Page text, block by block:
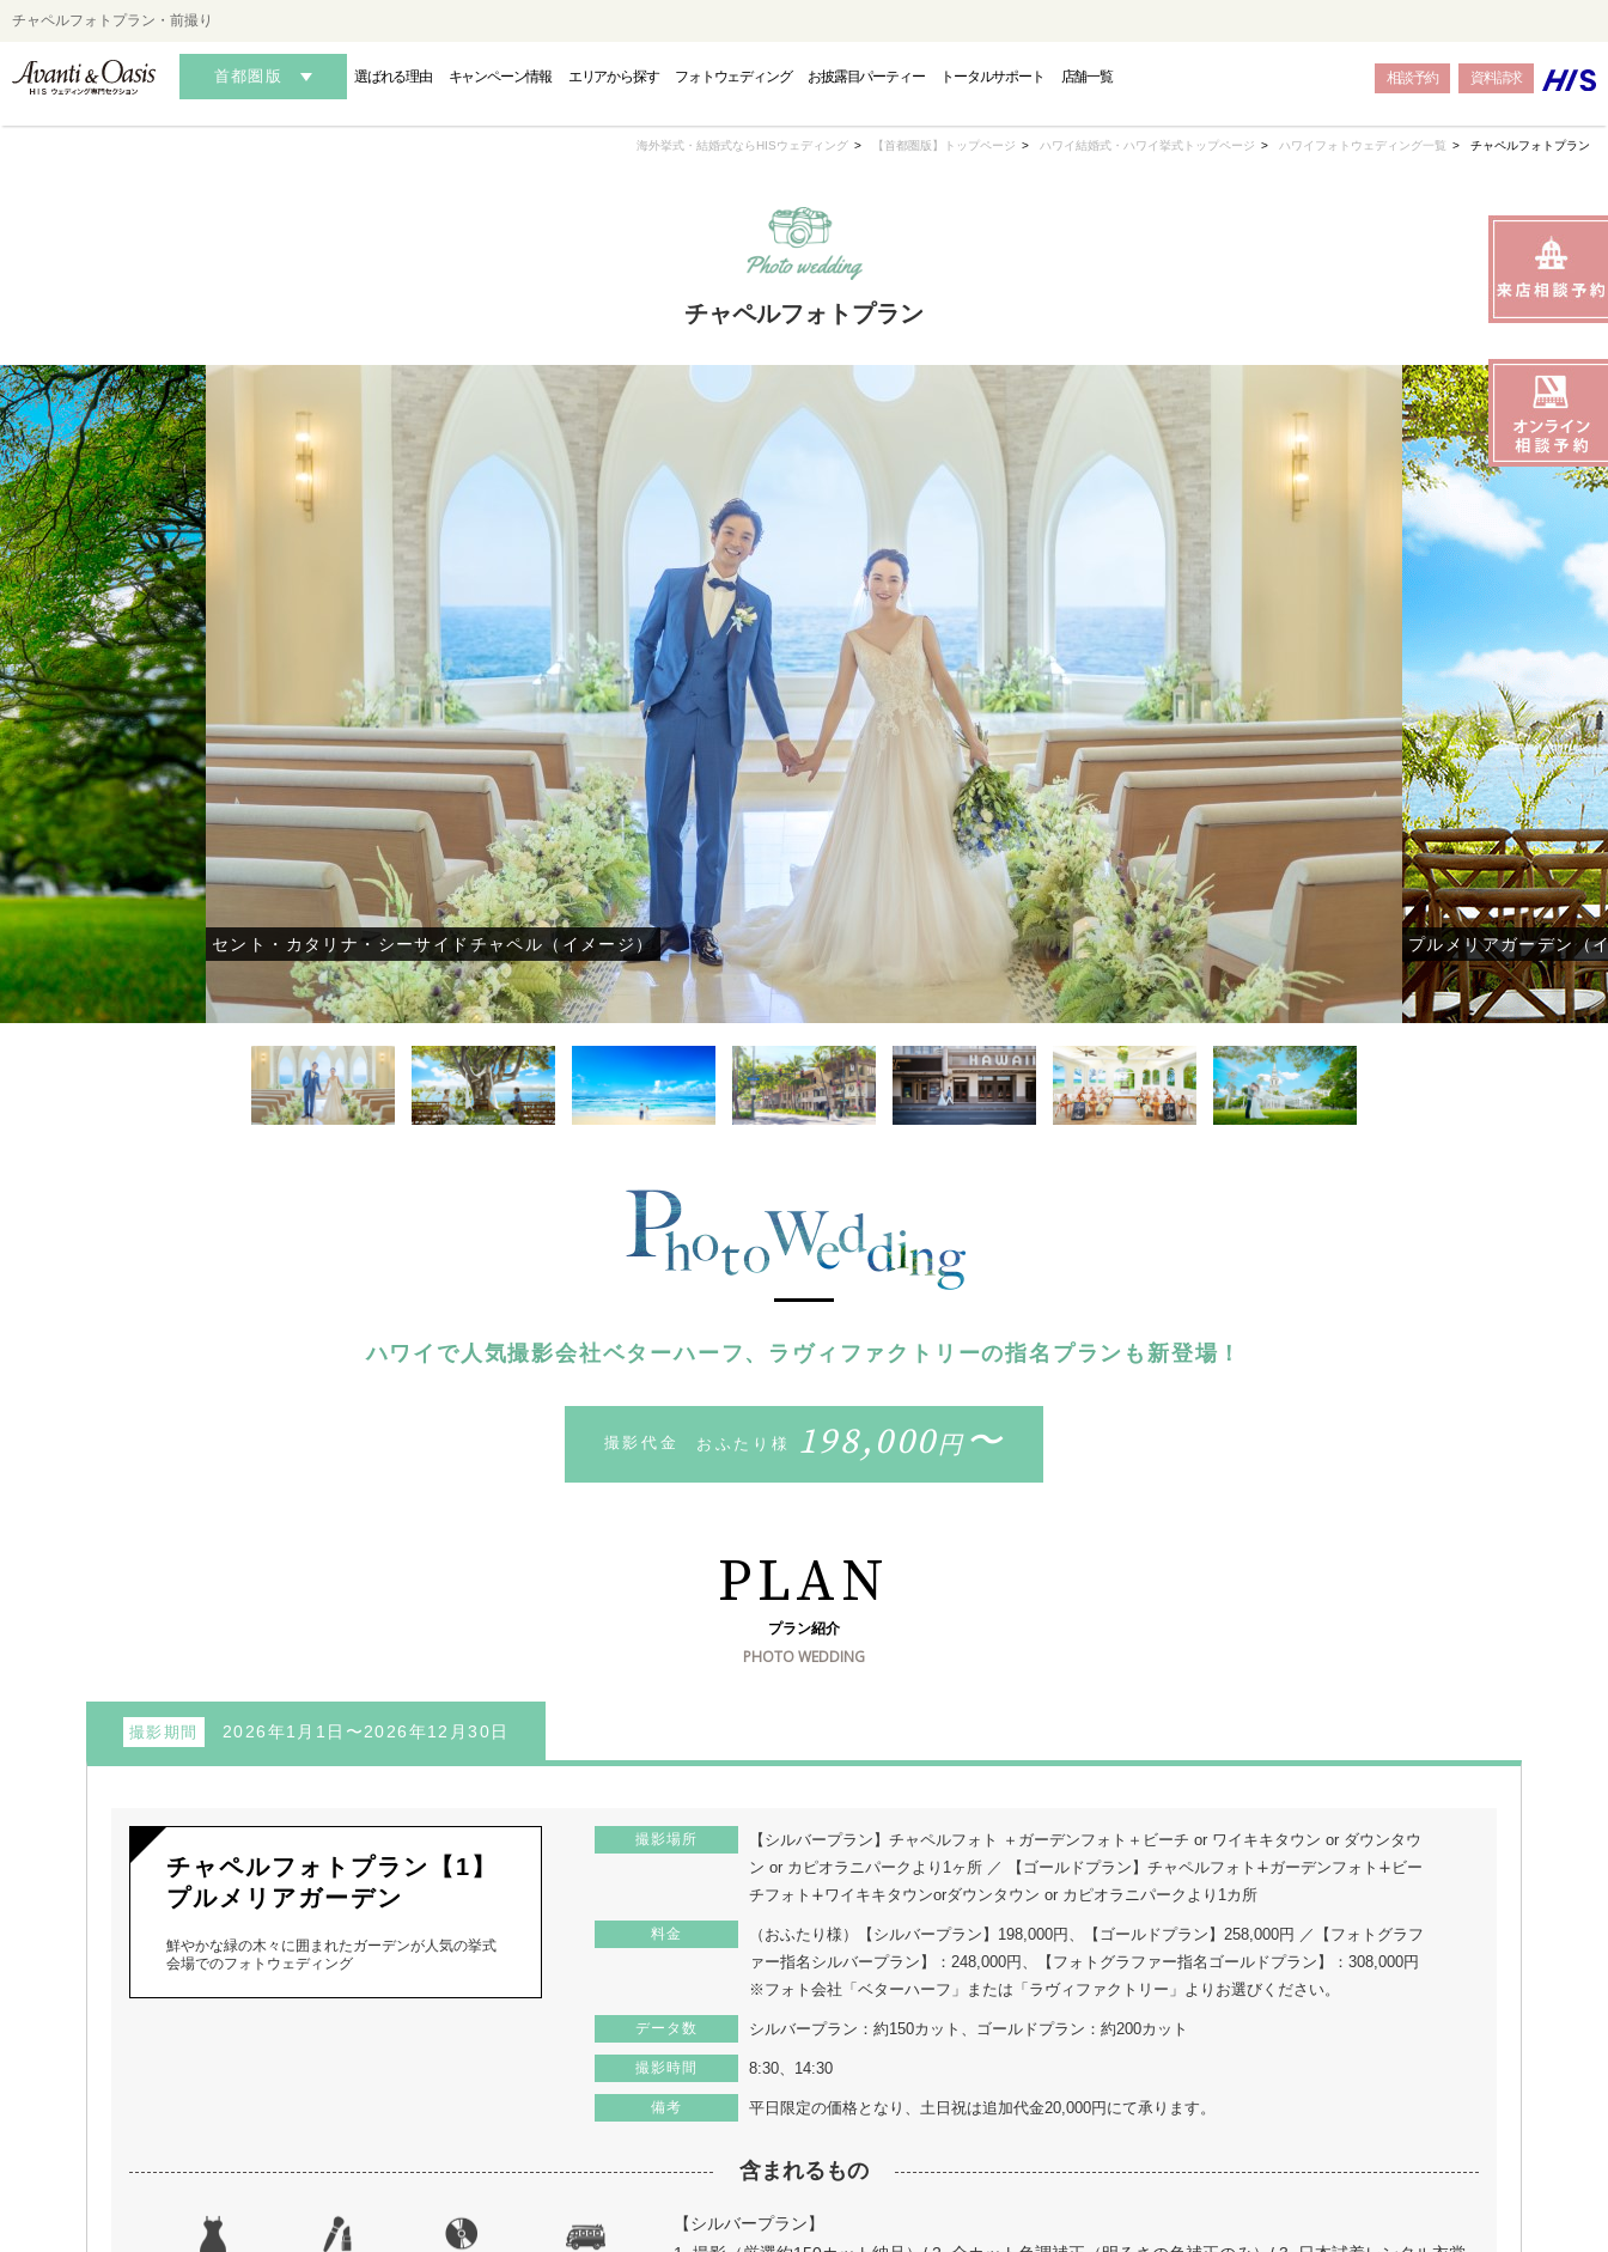
チャペルフォトプラン・前撮り
首都圏版 選ばれる理由 キャンペーン情報
CAMPAIGN
-ハワイ結婚式・挙式- -沖縄結婚式・挙式- -グアム結婚式・挙式- -ヨーロッパ結婚式・挙式- -バリ島結婚式・挙式-
AUSTRALIA
-オーストラリア・ニュージーラン
MALDIVES・SOUTH PACIFIC
-モルディブ･南太平洋
-アメリカ・カリブ
結婚式・挙式-
OVERSEAS
-その他海外結婚式・挙式-
JAPAN
-その他国内結婚式・挙式-
エリアから探す
AREA
-ハワイ結婚式・挙式- -沖縄結婚式・挙式- -グアム結婚式・挙式- -ヨーロッパ結婚式・挙式- -バリ島結婚式・挙式-
AUSTRALIA
-オーストラリア・ニュージーラン
MALDIVES・SOUTH PACIFIC
-モルディブ･南太平洋
-アメリカ・カリブ
結婚式・挙式-
OVERSEAS
-その他海外結婚式・挙式-
JAPAN
-その他国内結婚式・挙式-
フォトウェディング
PHOTO WEDDING
-ハワイフォトウェディング- -沖縄フォトウェディング- -グアムフォトウェディング- -ヨーロッパフォトウェディング- -バリ島フォトウェディング-
AUSTRALIA
-オーストラリア・ニュージーラン
ド フォトウェディング-
MALDIVES・SOUTH PACIFIC
-モルディブ･南太平洋
-アメリカ・カリブフォトウェディ
OVERSEAS
-その他海外フォトウェディング-
JAPAN
-その他国内フォトウェディング-
お披露目パーティー トータルサポート 店舗一覧 相談予約 資料請求
海外挙式・結婚式ならHISウェディング 【首都圏版】トップページ ハワイ結婚式・ハワイ挙式トップページ ハワイフォトウェディング一覧 チャペルフォトプラン
チャペルフォトプラン
セント・カタリナ・シーサイドチャペル（イメージ） プルメリアガーデン（
ハワイで人気撮影会社ベターハーフ、ラヴィファクトリーの指名プランも新登場！
撮影代金 おふたり様 198,000円 〜
PLAN
プラン紹介
PHOTO WEDDING
撮影期間 2026年1月1日〜2026年12月30日
チャペルフォトプラン【1】
プルメリアガーデン
鮮やかな緑の木々に囲まれたガーデンが人気の挙式
会場でのフォトウェディング
撮影場所
【シルバープラン】チャペルフォト ＋ガーデンフォト＋ビーチ or ワイキキタウン or ダウンタウ
ン or カピオラニパークより1ヶ所 ／ 【ゴールドプラン】チャペルフォト∔ガーデンフォト∔ビー
チフォト∔ワイキキタウンorダウンタウン or カピオラニパークより1カ所
料金
（おふたり様）【シルバープラン】198,000円、【ゴールドプラン】258,000円 ／【フォトグラフ
ァー指名シルバープラン】：248,000円、【フォトグラファー指名ゴールドプラン】：308,000円
※フォト会社「ベターハーフ」または「ラヴィファクトリー」よりお選びください。
データ数 シルバープラン：約150カット、ゴールドプラン：約200カット
撮影時間 8:30、14:30
備考 平日限定の価格となり、土日祝は追加代金20,000円にて承ります。
含まれるもの
【シルバープラン】